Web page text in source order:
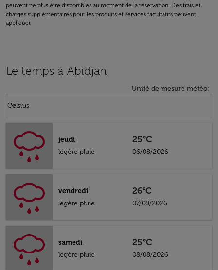
peuvent ne plus être disponibles au moment de la réservation. Des frais et
charges supplémentaires pour les produits et services facultatifs peuvent
appliquer.
Le temps à Abidjan
Unité de mesure météo:
Celsius
keyboard_arrow_down
jeudi
légère pluie
25°C
06/08/2026
vendredi
légère pluie
26°C
07/08/2026
samedi
légère pluie
25°C
08/08/2026